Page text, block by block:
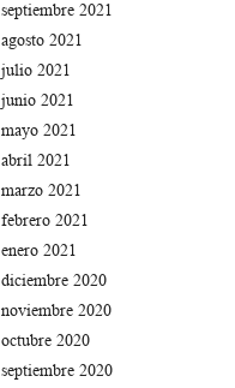
septiembre 2021
agosto 2021
julio 2021
junio 2021
mayo 2021
abril 2021
marzo 2021
febrero 2021
enero 2021
diciembre 2020
noviembre 2020
octubre 2020
septiembre 2020